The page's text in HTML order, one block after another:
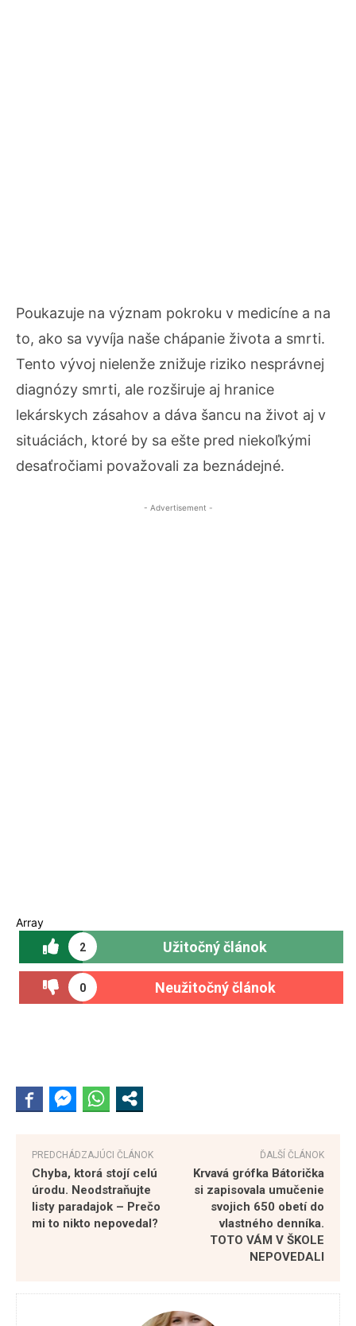
Poukazuje na význam pokroku v medicíne a na
to, ako sa vyvíja naše chápanie života a smrti.
Tento vývoj nielenže znižuje riziko nesprávnej
diagnózy smrti, ale rozširuje aj hranice
lekárskych zásahov a dáva šancu na život aj v
situáciách, ktoré by sa ešte pred niekoľkými
desaťročiami považovali za beznádejné.
- Advertisement -
Array
2 Užitočný článok
0 Neužitočný článok
PREDCHÁDZAJÚCI ČLÁNOK
Chyba, ktorá stojí celú
úrodu. Neodstraňujte
listy paradajok – Prečo
mi to nikto nepovedal?
ĎALŠÍ ČLÁNOK
Krvavá grófka Bátorička
si zapisovala umučenie
svojich 650 obetí do
vlastného denníka.
TOTO VÁM V ŠKOLE
NEPOVEDALI